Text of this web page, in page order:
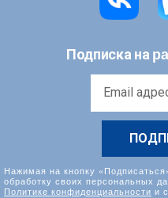
Подписка на
Нажимая на кнопку
обработку своих персональных
Политике конфиденциальности и